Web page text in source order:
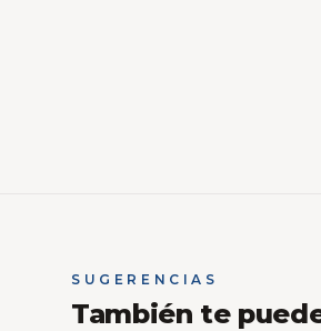
SUGERENCIAS
También te